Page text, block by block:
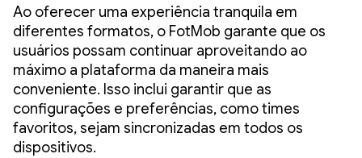
Ao oferecer uma experiência tranquila em
diferentes formatos, o FotMob garante que os
usuários possam continuar aproveitando ao
máximo a plataforma da maneira mais
conveniente. Isso inclui garantir que as
configurações e preferências, como times
favoritos, sejam sincronizadas em todos os
dispositivos.